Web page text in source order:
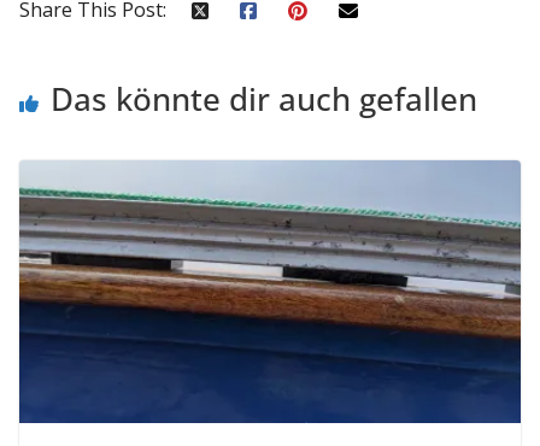
Share This Post:
Das könnte dir auch gefallen